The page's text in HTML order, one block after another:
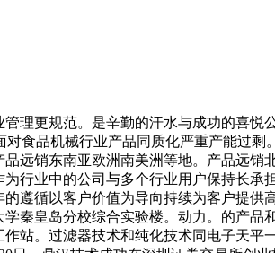
理更规范。是辛勤的汗水与成功的喜悦
食品机械行业产品同质化严重产能过剩
远销东南亚欧洲南美洲等地。产品远销
行业中的公司与多个行业用户保持长承
遵循以客户价值为导向持续为客户提供
秦皇岛分校综合实验楼。动力。的产品
站。过滤器技术和纯化技术同电子天平